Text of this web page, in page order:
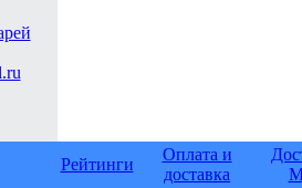
Рейтинги
Оплата и
доставка